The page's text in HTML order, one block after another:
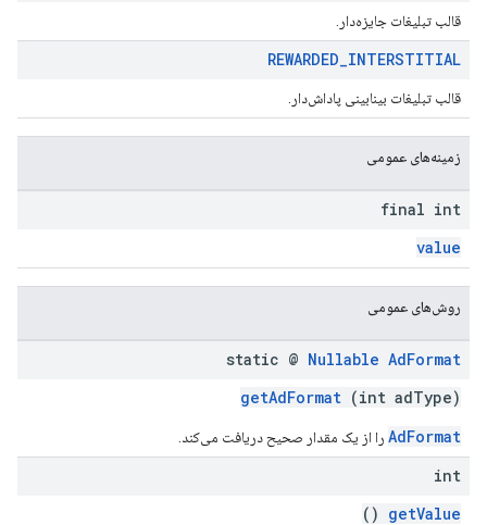
قالب تبلیغات جایزه‌دار.
REWARDED_INTERSTITIAL
قالب تبلیغات بینابینی پاداش‌دار.
زمینه‌های عمومی
final int
value
روش‌های عمومی
static @ Nullable AdFormat
getAdFormat (int adType)
AdFormat را از یک مقدار صحیح دریافت می‌کند.
int
getValue
()